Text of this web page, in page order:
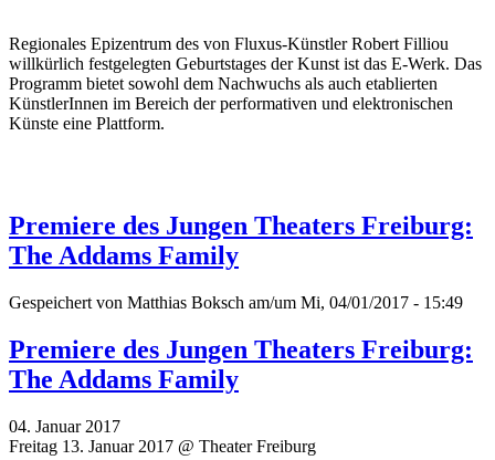
Regionales Epizentrum des von Fluxus-Künstler Robert Filliou
willkürlich festgelegten Geburtstages der Kunst ist das E-Werk. Das
Programm bietet sowohl dem Nachwuchs als auch etablierten
KünstlerInnen im Bereich der performativen und elektronischen
Künste eine Plattform.
Premiere des Jungen Theaters Freiburg:
The Addams Family
Gespeichert von Matthias Boksch am/um Mi, 04/01/2017 - 15:49
Premiere des Jungen Theaters Freiburg:
The Addams Family
04. Januar 2017
Freitag 13. Januar 2017 @ Theater Freiburg